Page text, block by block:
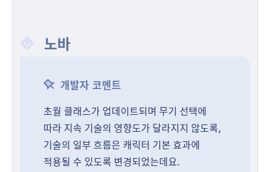
노바
개발자 코멘트
초월 클래스가 업데이트되며 무기 선택에
따라 지속 기술의 영향도가 달라지지 않도록,
기술의 일부 흐름은 캐릭터 기본 효과에
적용될 수 있도록 변경되었는데요.